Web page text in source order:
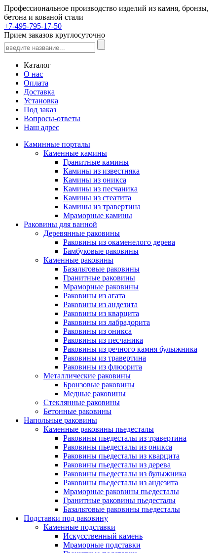
Профессиональное производство изделий из камня, бронзы,
бетона и кованой стали
+7-495-795-17-50
Прием заказов круглосуточно
Каталог
О нас
Оплата
Доставка
Установка
Под заказ
Вопросы-ответы
Наш адрес
Каминные порталы
Каменные камины
Гранитные камины
Камины из известняка
Камины из оникса
Камины из песчаника
Камины из стеатита
Камины из травертина
Мраморные камины
Раковины для ванной
Деревянные раковины
Раковины из окаменелого дерева
Бамбуковые раковины
Каменные раковины
Базальтовые раковины
Гранитные раковины
Мраморные раковины
Раковины из агата
Раковины из андезита
Раковины из кварцита
Раковины из лабрадорита
Раковины из оникса
Раковины из песчаника
Раковины из речного камня булыжника
Раковины из травертина
Раковины из флюорита
Металлические раковины
Бронзовые раковины
Медные раковины
Стеклянные раковины
Бетонные раковины
Напольные раковины
Каменные раковины пьедесталы
Раковины пьедесталы из травертина
Раковины пьедесталы из оникса
Раковины пьедесталы из кварцита
Раковины пьедесталы из дерева
Раковины пьедесталы из булыжника
Раковины пьедесталы из андезита
Мраморные раковины пьедесталы
Гранитные раковины пьедесталы
Базальтовые раковины пьедесталы
Подставки под раковину
Каменные подставки
Искусственный камень
Мраморные подставки